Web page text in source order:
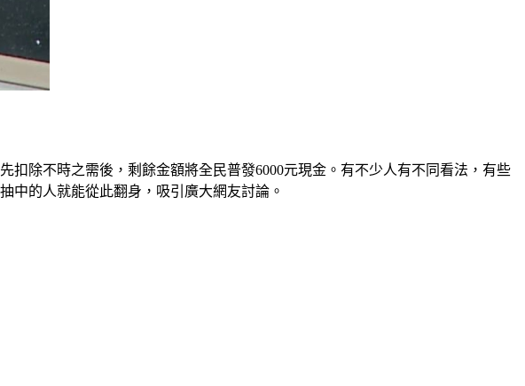
扣除不時之需後，剩餘金額將全民普發6000元現金。有不少人有不同看法，有些
中的人就能從此翻身，吸引廣大網友討論。